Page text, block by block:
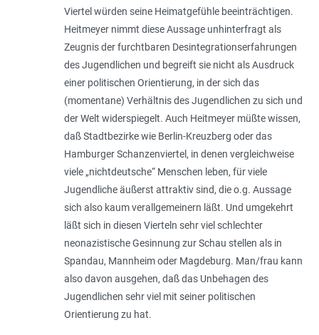
Viertel würden seine Heimatgefühle beeinträchtigen.
Heitmeyer nimmt diese Aussage unhinterfragt als
Zeugnis der furchtbaren Desintegrationserfahrungen
des Jugendlichen und begreift sie nicht als Ausdruck
einer politischen Orientierung, in der sich das
(momentane) Verhältnis des Jugendlichen zu sich und
der Welt widerspiegelt. Auch Heitmeyer müßte wissen,
daß Stadtbezirke wie Berlin-Kreuzberg oder das
Hamburger Schanzenviertel, in denen vergleichweise
viele „nichtdeutsche“ Menschen leben, für viele
Jugendliche äußerst attraktiv sind, die o.g. Aussage
sich also kaum verallgemeinern läßt. Und umgekehrt
läßt sich in diesen Vierteln sehr viel schlechter
neonazistische Gesinnung zur Schau stellen als in
Spandau, Mannheim oder Magdeburg. Man/frau kann
also davon ausgehen, daß das Unbehagen des
Jugendlichen sehr viel mit seiner politischen
Orientierung zu hat.